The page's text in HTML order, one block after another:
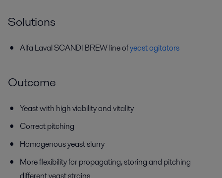
Solutions
Alfa Laval SCANDI BREW line ofyeast agitators
Outcome
Yeast with high viability and vitality
Correct pitching
Homogenous yeast slurry
More flexibility for propagating, storing and pitching
different yeast strains